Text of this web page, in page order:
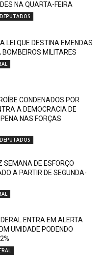
NA QUARTA-FEIRA
LEI QUE DESTINA EMENDAS
BOMBEIROS MILITARES
CONDENADOS POR
A DEMOCRACIA DE
NAS FORÇAS
SEMANA DE ESFORÇO
A PARTIR DE SEGUNDA-
ENTRA EM ALERTA
UMIDADE PODENDO